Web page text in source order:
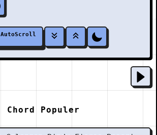
AutoScroll
Chord Populer